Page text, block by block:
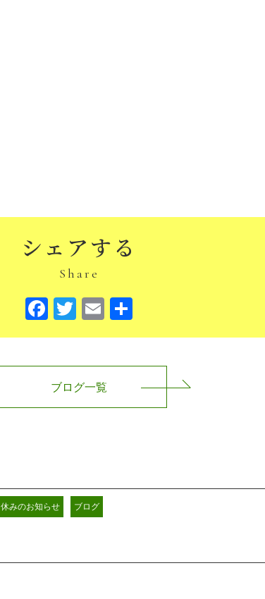
シェアする
Share
Facebook
TwitterEmail
有
ブログ一覧
休みのお知らせ ブログ